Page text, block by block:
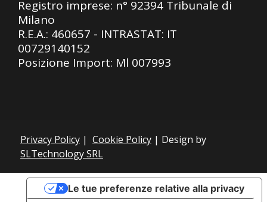
Registro imprese: n° 92394 Tribunale di
Milano
R.E.A.: 460657 - INTRASTAT: IT
00729140152
Posizione Import: Ml 007993
Privacy Policy | Cookie Policy | Design by
SLTechnology SRL
Le tue preferenze relative alla privacy